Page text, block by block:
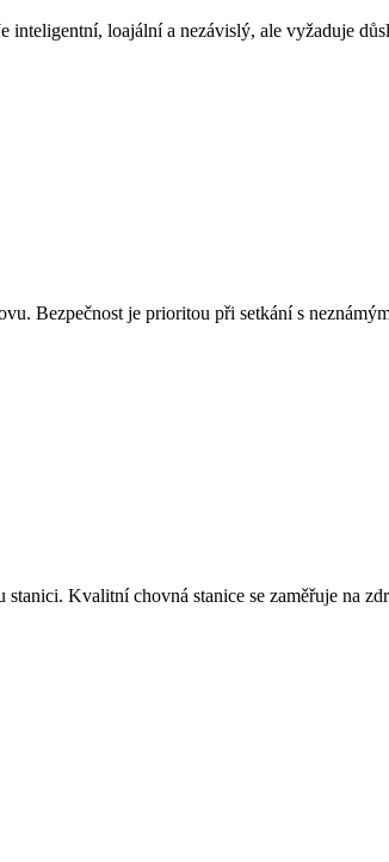
loajální a nezávislý, ale vyžaduje
Bezpečnost je prioritou při setkání s
Kvalitní chovná stanice se zaměřuje na